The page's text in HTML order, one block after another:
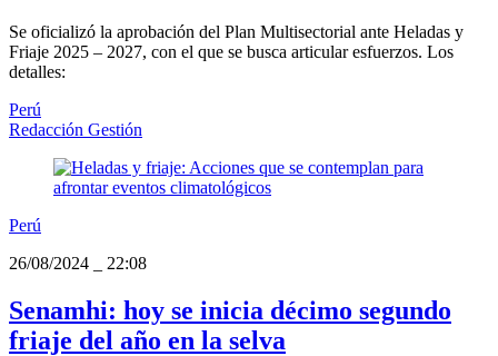
Se oficializó la aprobación del Plan Multisectorial ante Heladas y
Friaje 2025 – 2027, con el que se busca articular esfuerzos. Los
detalles:
Perú
Redacción Gestión
Perú
26/08/2024
22:08
Senamhi: hoy se inicia décimo segundo
friaje del año en la selva